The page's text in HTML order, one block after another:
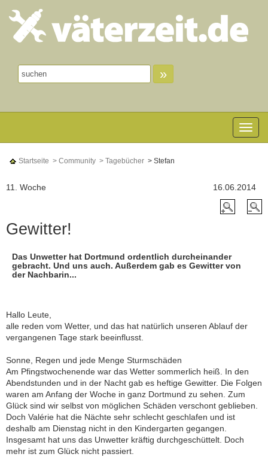
»
Toggle
Startseite > Community > Tagebücher > Stefan
16.06.2014
11. Woche
Gewitter!
Das Unwetter hat Dortmund ordentlich durcheinander
gebracht. Und uns auch. Außerdem gab es Gewitter von
der Nachbarin...
Hallo Leute,
alle reden vom Wetter, und das hat natürlich unseren Ablauf der
vergangenen Tage stark beeinflusst.
Sonne, Regen und jede Menge Sturmschäden
Am Pfingstwochenende war das Wetter sommerlich heiß. In den
Abendstunden und in der Nacht gab es heftige Gewitter. Die Folgen
waren am Anfang der Woche in ganz Dortmund zu sehen. Zum
Glück sind wir selbst von möglichen Schäden verschont geblieben.
Doch Valérie hat die Nächte sehr schlecht geschlafen und ist
deshalb am Dienstag nicht in den Kindergarten gegangen.
Insgesamt hat uns das Unwetter kräftig durchgeschüttelt. Doch
mehr ist zum Glück nicht passiert.